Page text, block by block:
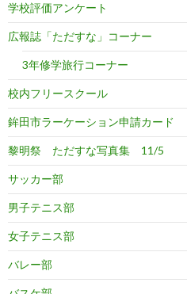
学校評価アンケート
広報誌「ただすな」コーナー
3年修学旅行コーナー
校内フリースクール
鉾田市ラーケーション申請カード
黎明祭 ただすな写真集 11/5
サッカー部
男子テニス部
女子テニス部
バレー部